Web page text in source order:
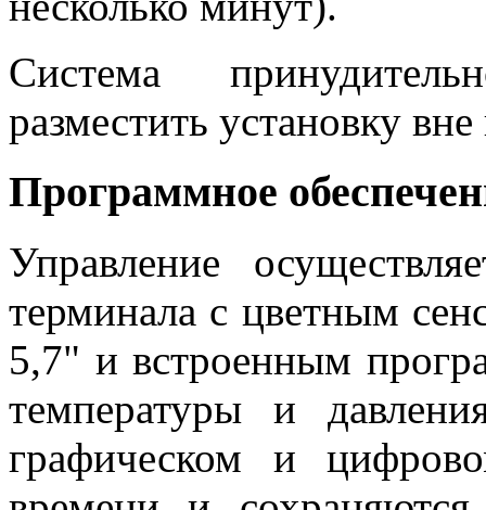
Система
разместить установку
Программное
Управление
терминала с цветным
5,7" и встроенным
температуры и
графическом и